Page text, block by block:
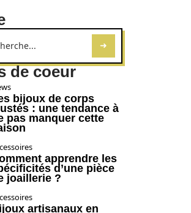
de coeur
bijoux de corps
: une tendance à
pas manquer cette
apprendre les
d’une pièce
joaillerie ?
artisanaux en